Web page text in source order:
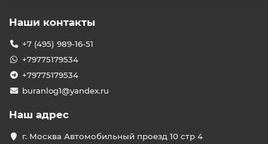
Наши контакты
+7 (495) 989-16-51
+79775179534
+79775179534
buranlog1@yandex.ru
Наш адрес
г. Москва Автомобильный проезд 10 стр 4